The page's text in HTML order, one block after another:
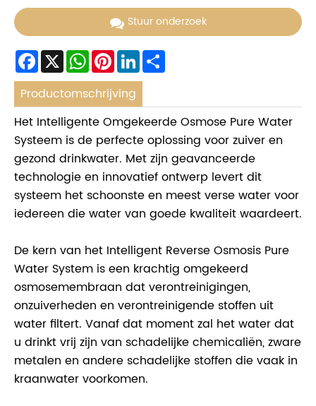
Stuur onderzoek
Facebook
X WhatsApp
Pinterest
LinkedIn
Productomschrijving
Het Intelligente Omgekeerde Osmose Pure Water
Systeem is de perfecte oplossing voor zuiver en
gezond drinkwater. Met zijn geavanceerde
technologie en innovatief ontwerp levert dit
systeem het schoonste en meest verse water voor
iedereen die water van goede kwaliteit waardeert.
De kern van het Intelligent Reverse Osmosis Pure
Water System is een krachtig omgekeerd
osmosemembraan dat verontreinigingen,
onzuiverheden en verontreinigende stoffen uit
water filtert. Vanaf dat moment zal het water dat
u drinkt vrij zijn van schadelijke chemicaliën, zware
metalen en andere schadelijke stoffen die vaak in
kraanwater voorkomen.